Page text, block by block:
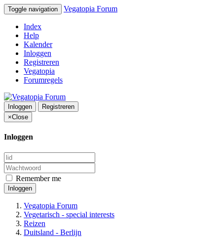
Toggle navigation Vegatopia Forum
Index
Help
Kalender
Inloggen
Registreren
Vegatopia
Forumregels
Inloggen
Registreren
×Close
Inloggen
Remember me
Inloggen
Vegatopia Forum
Vegetarisch - special interests
Reizen
Duitsland - Berlijn